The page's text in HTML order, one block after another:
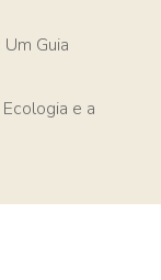
Guia
e a